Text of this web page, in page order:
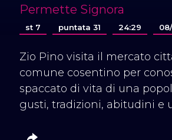
Permette Signora
st 7 puntata 31 24:29
Zio Pino visita il mercato
comune cosentino per
spaccato di vita di una
gusti, tradizioni, abitudini e